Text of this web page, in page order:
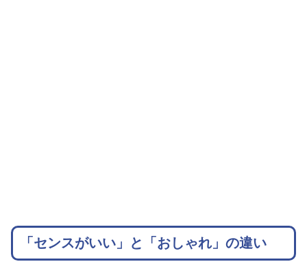
「センスがいい」と「おしゃれ」の違い